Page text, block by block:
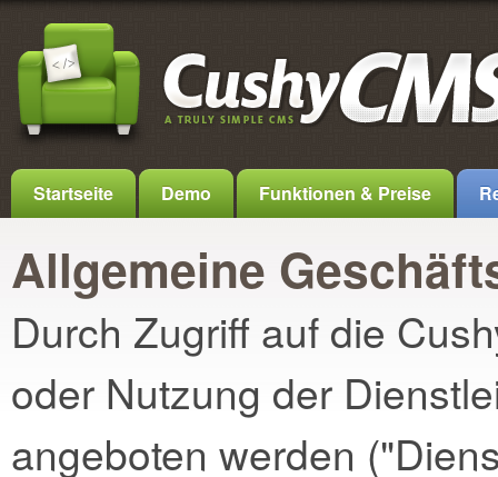
Startseite Demo Funktionen & Preise
Allgemeine
Durch Zugriff auf die
oder Nutzung der
angeboten werden